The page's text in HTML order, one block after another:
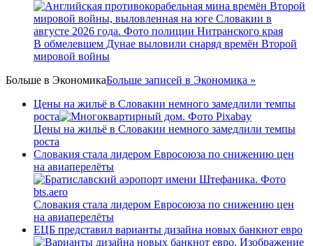
В обмелевшем Дунае выловили снаряд времён Второй
мировой войны
Больше в ЭкономикаБольше записей в Экономика »
Цены на жильё в Словакии немного замедлили темпы
роста
Цены на жильё в Словакии немного замедлили темпы
роста
Словакия стала лидером Евросоюза по снижению цен
на авиаперелёты
Словакия стала лидером Евросоюза по снижению цен
на авиаперелёты
ЕЦБ представил варианты дизайна новых банкнот евро